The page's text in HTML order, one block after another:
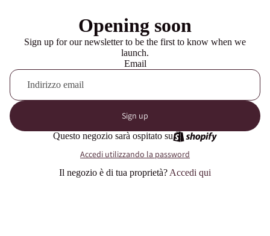
Opening soon
Sign up for our newsletter to be the first to know when we
launch.
Email
Sign up
Questo negozio sarà ospitato su
Accedi utilizzando la password
Il negozio è di tua proprietà? Accedi qui